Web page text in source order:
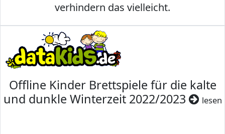
verhindern das vielleicht.
Offline Kinder Brettspiele für die kalte
und dunkle Winterzeit 2022/2023
lesen